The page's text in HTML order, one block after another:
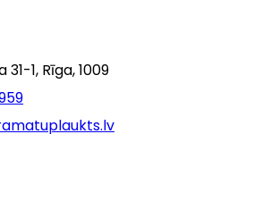
31-1, Rīga, 1009